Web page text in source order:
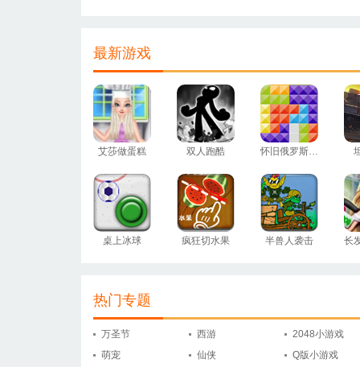
最新游戏
艾莎做蛋糕 双人跑酷 怀旧俄罗斯方块
桌上冰球 疯狂切水果 半兽人袭击 长
热门专题
万圣节 西游
2048小游戏
萌宠
仙侠 Q版小游戏